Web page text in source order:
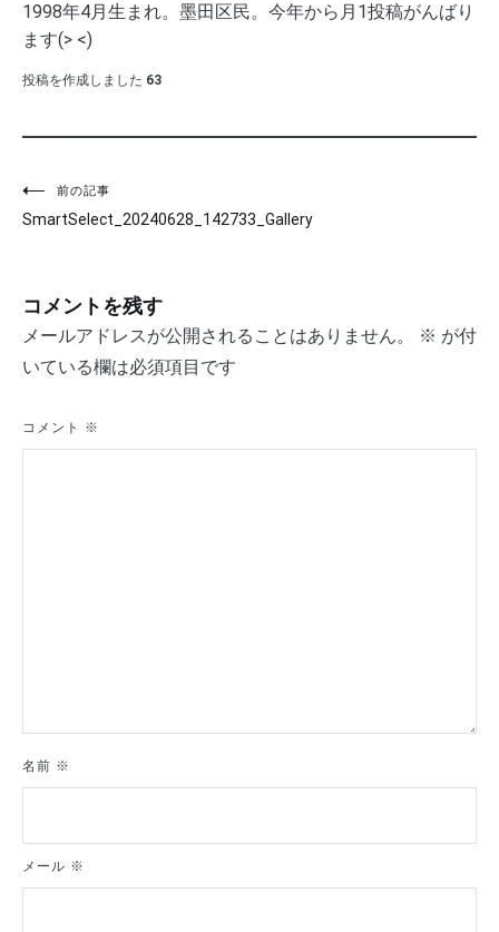
1998年4月生まれ。墨田区民。今年から月1投稿がんばり
ます(> <)
投稿を作成しました 63
投
稿
ビ
ゲ
シ
前の記事
SmartSelect_20240628_142733_Gallery
コメントを残す
メールアドレスが公開されることはありません。 ※ が付
いている欄は必須項目です
コメント ※
名前 ※
メール ※